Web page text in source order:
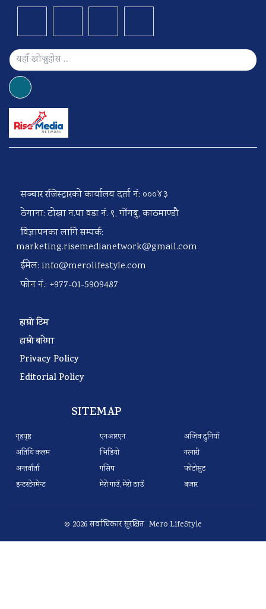
सञ्चार रजिस्ट्रारको कार्यालय दर्ता नं: ०००४३
ठेगाना: टोखा न.पा वडा नं. ९, गोंगबु, काठमाण्डौ
विज्ञापनका लागि सम्पर्क:
marketing.risemedianetwork@gmail.com
ईमेल: info@merolifestyle.com
फोन नं.: +977-01-5909487
हाम्रो टिम
हाम्रो बारेमा
Privacy Policy
Editorial Policy
SITEMAP
गृहपृष्ठ
अतिथि कलम
अन्तर्वार्ता
इन्टरटेनमेन्ट
एनआरएन
भिडियो
गसिप
मेरो गाउँ, मेरो ठाउँ
अजिव दुनियाँ
नरनारी
फोटोसुट
बजार
© 2026 सर्वाधिकार सुरक्षित Mero LifeStyle